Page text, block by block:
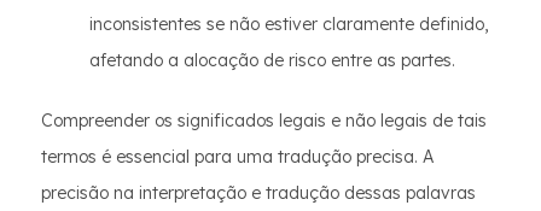
inconsistentes se não estiver claramente definido,
afetando a alocação de risco entre as partes.
Compreender os significados legais e não legais de tais
termos é essencial para uma tradução precisa. A
precisão na interpretação e tradução dessas palavras